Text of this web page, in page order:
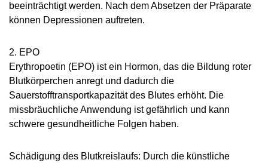
beeinträchtigt werden. Nach dem Absetzen der Präparate
können Depressionen auftreten.
2. EPO
Erythropoetin (EPO) ist ein Hormon, das die Bildung roter
Blutkörperchen anregt und dadurch die
Sauerstofftransportkapazität des Blutes erhöht. Die
missbräuchliche Anwendung ist gefährlich und kann
schwere gesundheitliche Folgen haben.
Schädigung des Blutkreislaufs: Durch die künstliche